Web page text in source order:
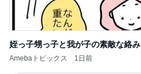
姪っ子甥っ子と我が子の素敵な絡み
Amebaトピックス 1日前